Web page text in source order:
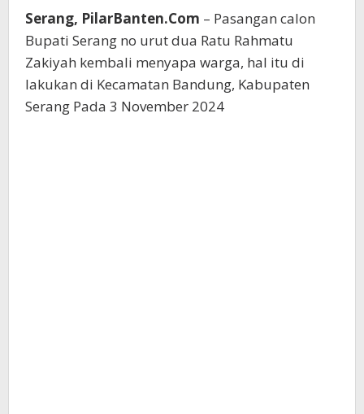
Serang, PilarBanten.Com – Pasangan calon
Bupati Serang no urut dua Ratu Rahmatu
Zakiyah kembali menyapa warga, hal itu di
lakukan di Kecamatan Bandung, Kabupaten
Serang Pada 3 November 2024